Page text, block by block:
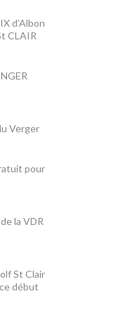
d’Albon
CLAIR
Verger
pour
la VDR
St Clair
début